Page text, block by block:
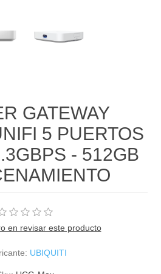
GATEWAY
5 PUERTOS
- 512GB
en revisar este producto
UBIQUITI